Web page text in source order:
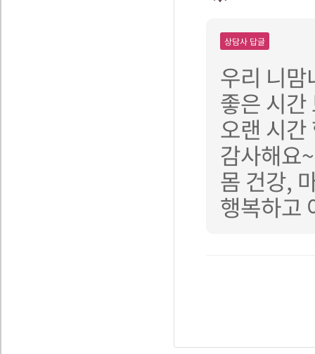
상담사 답글
우리 니
좋은 시
오랜 시간
감사해요
몸 건강,
행복하고